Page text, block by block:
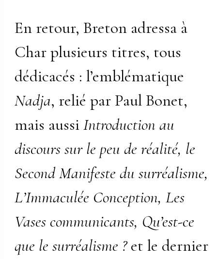
En retour, Breton adressa à
Char plusieurs titres, tous
dédicacés : l’emblématique
Nadja, relié par Paul Bonet,
mais aussiIntroduction au
discours sur le peu de réalité, le
Second Manifeste du surréalisme,
L’Immaculée Conception, Les
Vases communicants, Qu’est-ce
que le surréalisme ?et le dernier